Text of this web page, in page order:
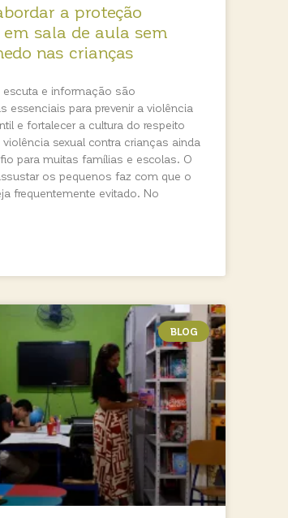
a proteção
sala de aula sem
nas crianças
escuta e informação são
essenciais para prevenir a violência
e fortalecer a cultura do respeito
violência sexual contra crianças ainda
para muitas famílias e escolas. O
os pequenos faz com que o
frequentemente evitado. No
BLOG